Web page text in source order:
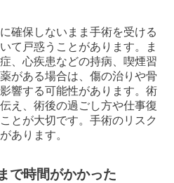
確保しないまま手術を受ける
て戸惑うことがあります。ま
、心疾患などの持病、喫煙習
がある場合は、傷の治りや骨
響する可能性があります。術
え、術後の過ごし方や仕事復
とが大切です。手術のリスク
あります。
で時間がかかった